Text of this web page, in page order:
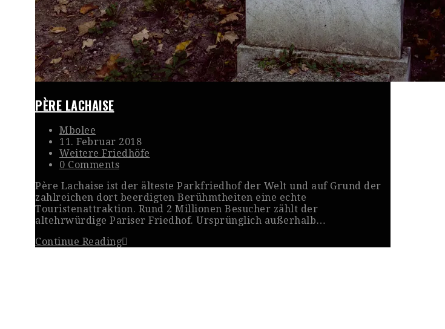
PÈRE LACHAISE
Mbolee
11. Februar 2018
Weitere Friedhöfe
0 Comments
Père Lachaise ist der älteste Parkfriedhof der Welt und auf Grund der
zahlreichen dort beerdigten Berühmtheiten eine echte
Touristenattraktion. Rund 2 Millionen Besucher zählt der
altehrwürdige Pariser Friedhof. Ursprünglich außerhalb…
Continue Reading